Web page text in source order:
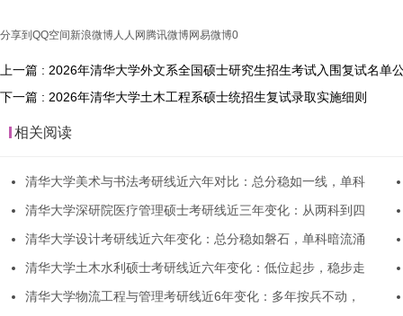
分享到 QQ空间 新浪微博人人网 腾讯微博网易微博0
上一篇 : 2026年清华大学外文系全国硕士研究生招生考试入围复试名单
下一篇 : 2026年清华大学土木工程系硕士统招生复试录取实施细则
相关阅读
清华大学美术与书法考研线近六年对比：总分稳如一线，单科
清华大学深研院医疗管理硕士考研线近三年变化：从两科到四
清华大学设计考研线近六年变化：总分稳如磐石，单科暗流涌
清华大学土木水利硕士考研线近六年变化：低位起步，稳步走
清华大学物流工程与管理考研线近6年变化：多年按兵不动，